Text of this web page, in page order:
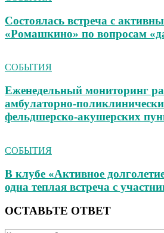
Состоялась встреча с
«Ромашкино» по вопросам
СОБЫТИЯ
Еженедельный мониторинг
фельдшерско‑акушерских
СОБЫТИЯ
В клубе «Активное
одна теплая встреча с
ОСТАВЬТЕ ОТВЕТ